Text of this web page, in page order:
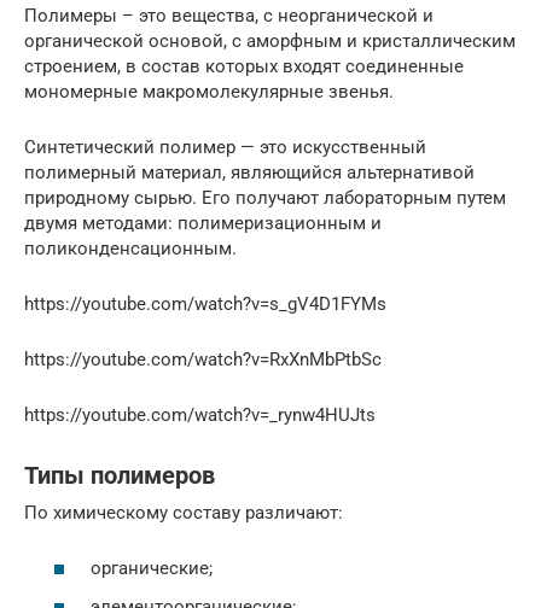
Полимеры – это вещества, с неорганической и
органической основой, с аморфным и кристаллическим
строением, в состав которых входят соединенные
мономерные макромолекулярные звенья.
Синтетический полимер — это искусственный
полимерный материал, являющийся альтернативой
природному сырью. Его получают лабораторным путем
двумя методами: полимеризационным и
поликонденсационным.
https://youtube.com/watch?v=s_gV4D1FYMs
https://youtube.com/watch?v=RxXnMbPtbSc
https://youtube.com/watch?v=_rynw4HUJts
Типы полимеров
По химическому составу различают:
органические;